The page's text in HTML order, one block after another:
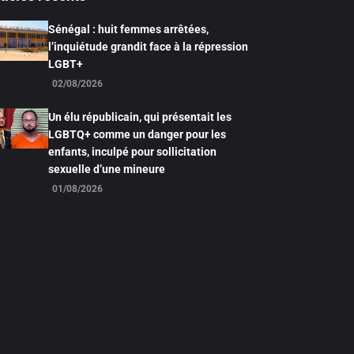
Sénégal : huit femmes arrêtées,
l’inquiétude grandit face à la répression
LGBT+
02/08/2026
Un élu républicain, qui présentait les
LGBTQ+ comme un danger pour les
enfants, inculpé pour sollicitation
sexuelle d’une mineure
01/08/2026